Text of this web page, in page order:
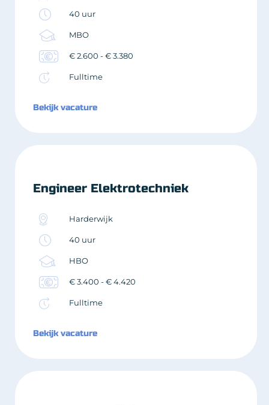
40 uur
MBO
€ 2.600 - € 3.380
Fulltime
Bekijk vacature
Engineer Elektrotechniek
Harderwijk
40 uur
HBO
€ 3.400 - € 4.420
Fulltime
Bekijk vacature